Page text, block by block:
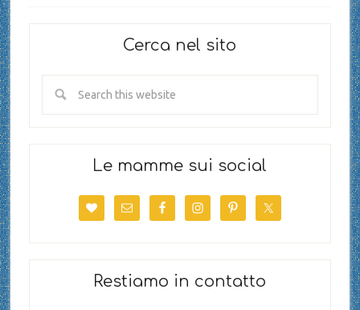
Cerca nel sito
Le mamme sui social
Restiamo in contatto